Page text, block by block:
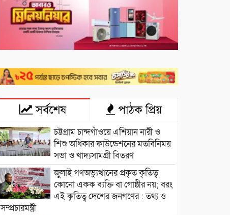
সর্বশেষ পাঠক প্রিয়
চট্টগ্রাম চান্দগাঁওয়ে এশিয়ান নারী ও
শিশু অধিকার ফাউন্ডেশনের মতবিনিময়
সভা ও খাদ্যসামগ্রী বিতরণ
জুলাই গণঅভ্যুত্থানের প্রকৃত কৃতিত্ব
কোনো একক ব্যক্তি বা গোষ্ঠীর নয়; বরং
এই কৃতিত্ব দেশের জনগণের : তথ্য ও
সম্প্রচারমন্ত্রী